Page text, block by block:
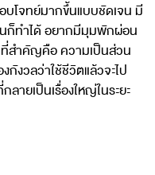
บโจทย์มากขึ้นแบบชัดเจน มี
ก็ทำได้ อยากมีมุมพักผ่อน
สำคัญคือ ความเป็นส่วน
กังวลว่าใช้ชีวิตแล้วจะไป
ายเป็นเรื่องใหญ่ในระยะ